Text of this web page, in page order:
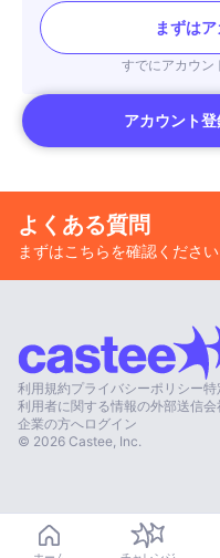
まずは
すでにアカウン
アカウント
よくある質問
まずはこちらを確認ください
利用規約プライバシーポリシー特
利用者に関する情報の外部送信会
企業の方へログイン
© 2026 Castee, Inc.